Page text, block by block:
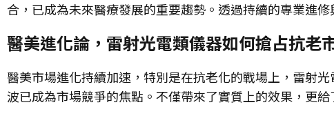
合，已成為未來醫療發展的重要趨勢。透過持續的專業進
醫美進化論，雷射光電類儀器如何搶占抗老
醫美市場進化持續加速，特別是在抗老化的戰場上，雷射
波已成為市場競爭的焦點。不僅帶來了實質上的效果，更